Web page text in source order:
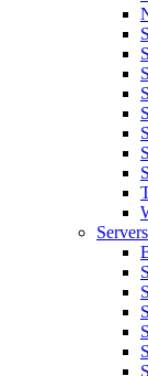
Servers